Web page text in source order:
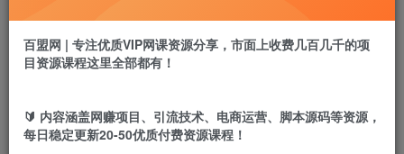
盟币 9.9
立即购买
百盟网 | 专注优质VIP网课资源分享，市面上收费几百几千的项
目资源课程这里全部都有！
🔰 内容涵盖网赚项目、引流技术、电商运营、脚本源码等资源，
每日稳定更新20-50优质付费资源课程！